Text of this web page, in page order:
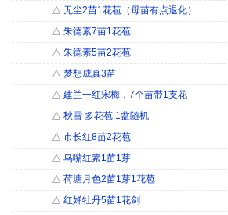
△ 无尘2苗1花苞（母苗有点退化）
△ 朱德素7苗1花苞
△ 朱德素5苗2花苞
△ 梦想成真3苗
△ 建兰一红宋梅，7个苗带1支花
△ 秋雪 多花苞 1盆随机
△ 市长红8苗2花苞
△ 鸟嘴红素1苗1芽
△ 荷塘月色2苗1芽1花苞
△ 红婵牡丹5苗1花剑